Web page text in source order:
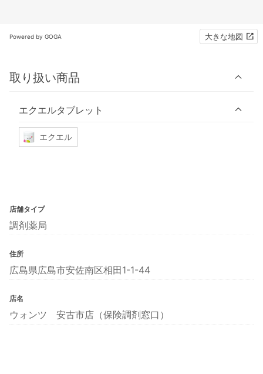
Powered by GOGA 大きな地図
取り扱い商品
エクエルタブレット
エクエル
店舗タイプ
調剤薬局
住所
広島県広島市安佐南区相田1-1-44
店名
ウォンツ 安古市店（保険調剤窓口）